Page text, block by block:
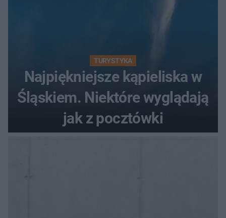
TURYSTYKA
Najpiękniejsze kąpieliska w
Śląskiem. Niektóre wyglądają
jak z pocztówki